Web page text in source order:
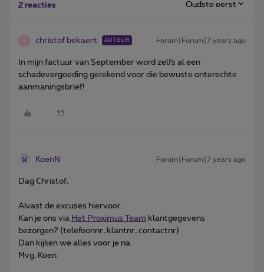
2 reacties Oudste eerst
christof bekaert AUTEUR Forum|Forum|7 years ago
In mijn factuur van September word zelfs al een
schadevergoeding gerekend voor die bewuste onterechte
aanmaningsbrief!
KoenN Forum|Forum|7 years ago
Dag Christof,
Alvast de excuses hiervoor.
Kan je ons via Het Proximus Team klantgegevens
bezorgen? (telefoonnr, klantnr, contactnr)
Dan kijken we alles voor je na.
Mvg, Koen